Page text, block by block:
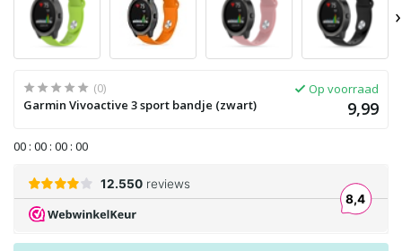
›
(0)
Garmin Vivoactive 3 sport bandje (zwart)
Op voorraad
9,99
00 : 00 : 00 : 00